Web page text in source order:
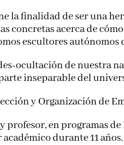
la finalidad de ser una
concretas acerca de
escultores autónomos
ocultación de nuestra
inseparable del
y Organización de
profesor, en programas
durante 11 años.